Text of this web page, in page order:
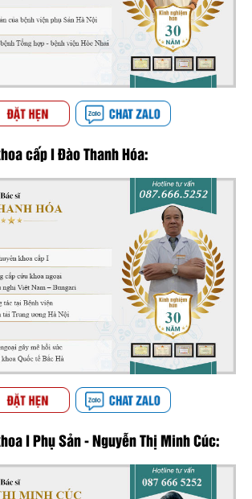
cấp I Đào Thanh Hóa:
I Phụ Sản - Nguyễn Thị Minh Cúc: